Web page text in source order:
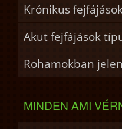
Krónikus
Akut fejfájások
Rohamokban
MINDEN AMI